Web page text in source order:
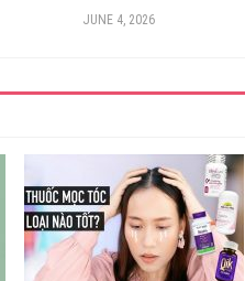
JUNE 4, 2026